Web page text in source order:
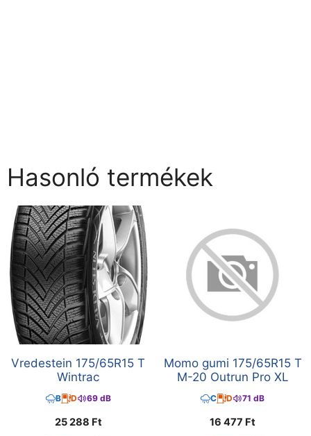
Hasonló termékek
Vredestein 175/65R15 T
Wintrac
B D 69 dB
25 288 Ft
Momo gumi 175/65R15 T
M-20 Outrun Pro XL
C D 71 dB
16 477 Ft